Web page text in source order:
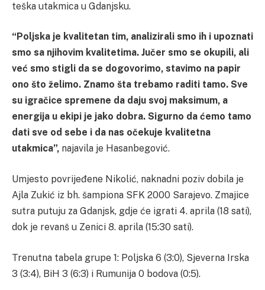
teška utakmica u Gdanjsku.
“Poljska je kvalitetan tim, analizirali smo ih i upoznati
smo sa njihovim kvalitetima. Jučer smo se okupili, ali
već smo stigli da se dogovorimo, stavimo na papir
ono što želimo. Znamo šta trebamo raditi tamo. Sve
su igračice spremene da daju svoj maksimum, a
energija u ekipi je jako dobra. Sigurno da ćemo tamo
dati sve od sebe i da nas očekuje kvalitetna
utakmica”, najavila je Hasanbegović.
Umjesto povrijeđene Nikolić, naknadni poziv dobila je
Ajla Zukić iz bh. šampiona SFK 2000 Sarajevo. Zmajice
sutra putuju za Gdanjsk, gdje će igrati 4. aprila (18 sati),
dok je revanš u Zenici 8. aprila (15:30 sati).
Trenutna tabela grupe 1: Poljska 6 (3:0), Sjeverna Irska
3 (3:4), BiH 3 (6:3) i Rumunija 0 bodova (0:5).